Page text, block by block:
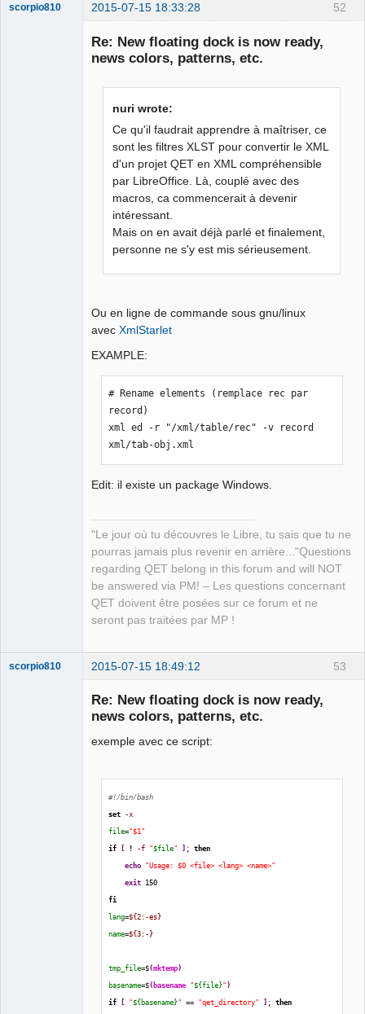
52
scorpio810 2015-07-15 18:33:28
Re: New floating dock is now ready,
news colors, patterns, etc.
nuri wrote:
Ce qu'il faudrait apprendre à maîtriser, ce
sont les filtres XLST pour convertir le XML
d'un projet QET en XML compréhensible
par LibreOffice. Là, couplé avec des
macros, ca commencerait à devenir
intéressant.
Mais on en avait déjà parlé et finalement,
personne ne s'y est mis sérieusement.
Ou en ligne de commande sous gnu/linux
avec XmlStarlet
EXAMPLE:
# Rename elements (remplace rec par
record)
xml ed -r "/xml/table/rec" -v record
xml/tab-obj.xml
Edit: il existe un package Windows.
"Le jour où tu découvres le Libre, tu sais que tu ne
pourras jamais plus revenir en arrière..."Questions
regarding QET belong in this forum and will NOT
be answered via PM! – Les questions concernant
QET doivent être posées sur ce forum et ne
seront pas traitées par MP !
53
scorpio810 2015-07-15 18:49:12
Re: New floating dock is now ready,
news colors, patterns, etc.
exemple avec ce script:
#!/bin/bash
set -x
file="$1"
if
[ ! -f "$file" ] ; then
echo "Usage: $0 <file> <lang> <name>"
exit 150
fi
lang=${2:-es}
name=${3:-}
tmp_file=$(mktemp)
basename=$( basename "${file}")
if
[ "${basename}" == "qet_directory" ] ; then